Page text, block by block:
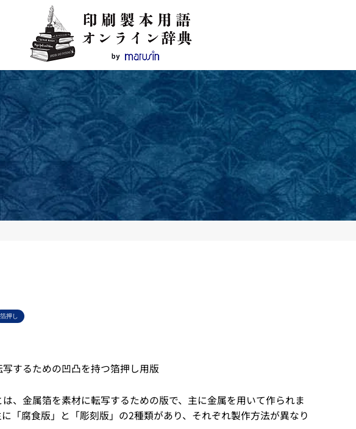
箔押し
するための凹凸を持つ箔押し用版
、金属箔を素材に転写するための版で、主に金属を用いて作られま
「腐食版」と「彫刻版」の2種類があり、それぞれ製作方法が異なり